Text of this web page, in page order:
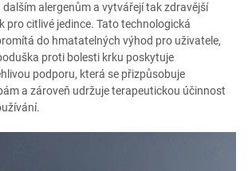
alergenům a vytvářejí tak zdravější
pro citlivé jedince. Tato technologická
do hmatatelných výhod pro uživatele,
proti bolesti krku poskytuje
podporu, která se přizpůsobuje
a zároveň udržuje terapeutickou účinnost